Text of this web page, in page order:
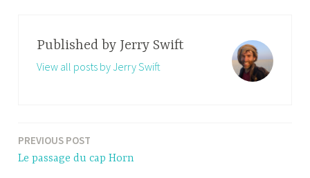
Published by Jerry Swift
View all posts by Jerry Swift
Post
navigation
PREVIOUS POST
Le passage du cap Horn